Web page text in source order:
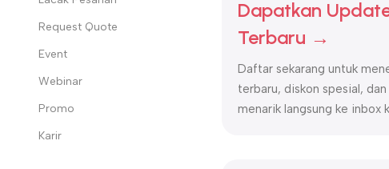
Request Quote
Event
Webinar
Promo
Karir
Dapatkan
Terbaru →
Daftar sekarang untuk
terbaru, diskon spesial,
menarik langsung ke inbox